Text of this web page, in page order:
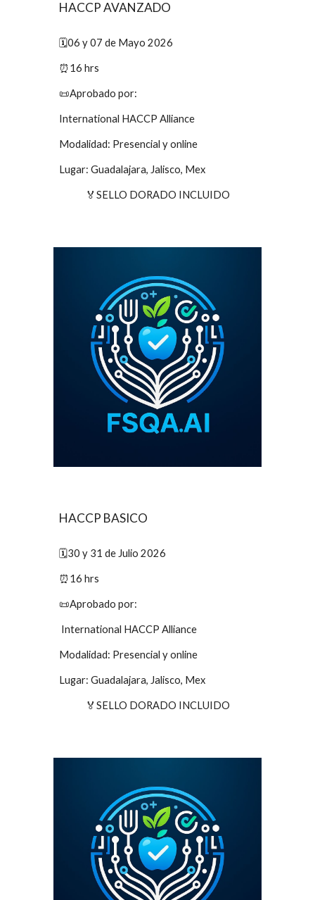
HACCP AVANZADO
🗓️06 y 07 de Mayo 2026
⏰16 hrs
📜Aprobado por:
International HACCP Alliance
Modalidad: Presencial y online
Lugar: Guadalajara, Jalisco, Mex
🏅SELLO DORADO INCLUIDO
HACCP BASICO
🗓️30 y 31 de Julio 2026
⏰16 hrs
📜Aprobado por:
International HACCP Alliance
Modalidad: Presencial y online
Lugar: Guadalajara, Jalisco, Mex
🏅SELLO DORADO INCLUIDO